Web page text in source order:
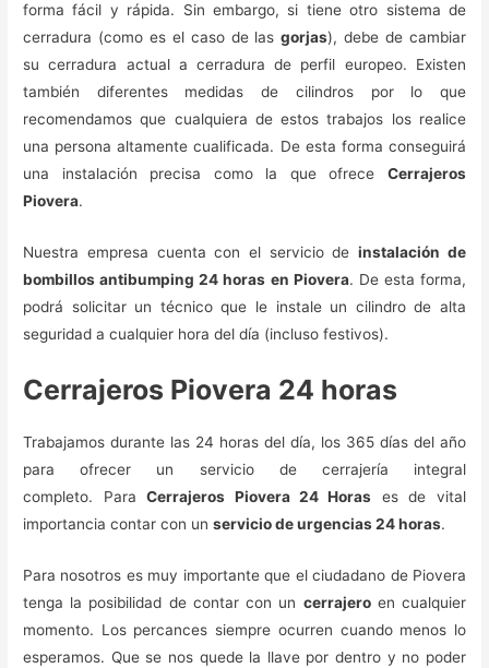
forma fácil y rápida. Sin embargo, si tiene otro sistema de
cerradura (como es el caso de lasgorjas), debe de cambiar
su cerradura actual a cerradura de perfil europeo. Existen
también diferentes medidas de cilindros por lo que
recomendamos que cualquiera de estos trabajos los realice
una persona altamente cualificada. De esta forma conseguirá
una instalación precisa como la que ofrece Cerrajeros
Piovera.
Nuestra empresa cuenta con el servicio deinstalación de
bombillos antibumping 24 horas en Piovera. De esta forma,
podrá solicitar un técnico que le instale un cilindro de alta
seguridad a cualquier hora del día (incluso festivos).
Cerrajeros Piovera 24 horas
Trabajamos durante las 24 horas del día, los 365 días del año
para ofrecer un servicio de cerrajería integral
completo. ParaCerrajeros Piovera 24 Horas es de vital
importancia contar con unservicio de urgencias 24 horas.
Para nosotros es muy importante que el ciudadano de Piovera
tenga la posibilidad de contar con un cerrajeroen cualquier
momento. Los percances siempre ocurren cuando menos lo
esperamos. Que se nos quede la llave por dentro y no poder